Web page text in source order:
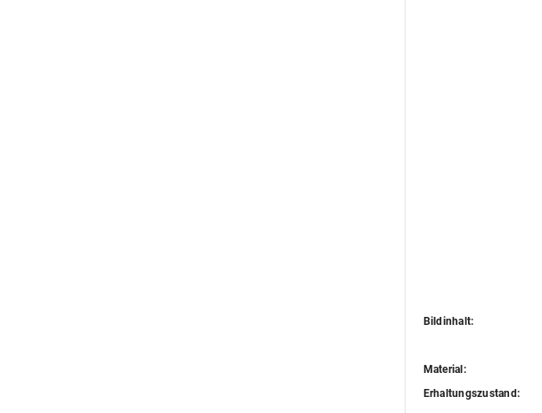
Bildinhalt:
Material:
Erhaltungszustand: